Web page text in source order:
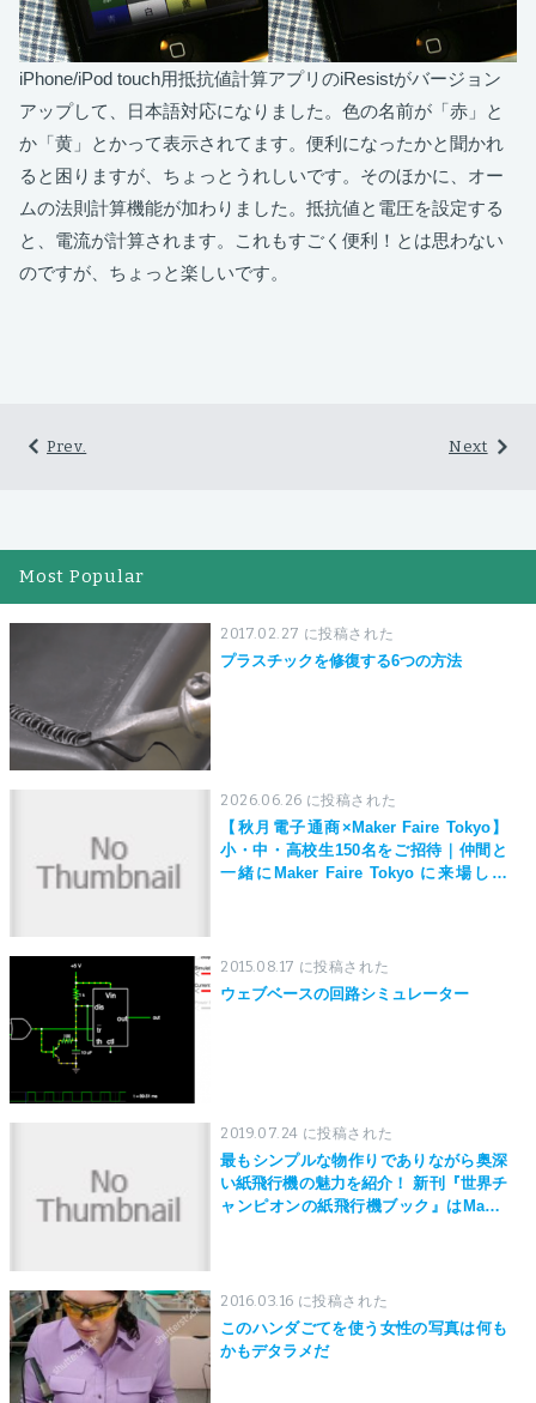
iPhone/iPod touch用抵抗値計算アプリのiResistがバージョン
アップして、日本語対応になりました。色の名前が「赤」と
か「黄」とかって表示されてます。便利になったかと聞かれ
ると困りますが、ちょっとうれしいです。そのほかに、オー
ムの法則計算機能が加わりました。抵抗値と電圧を設定する
と、電流が計算されます。これもすごく便利！とは思わない
のですが、ちょっと楽しいです。
Next
Prev.
Most Popular
2017.02.27 に投稿された
プラスチックを修復する6つの方法
2026.06.26 に投稿された
【秋月電子通商×Maker Faire Tokyo】
小・中・高校生150名をご招待｜仲間と
一緒にMaker Faire Tokyo に来場しよ
2015.08.17 に投稿された
ウェブベースの回路シミュレーター
2019.07.24 に投稿された
最もシンプルな物作りでありながら奥深
い紙飛行機の魅力を紹介！ 新刊『世界チ
ャンピオンの紙飛行機ブック』はMaker
2016.03.16 に投稿された
このハンダごてを使う女性の写真は何も
かもデタラメだ